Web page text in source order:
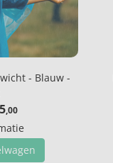
- Blauw -
,00